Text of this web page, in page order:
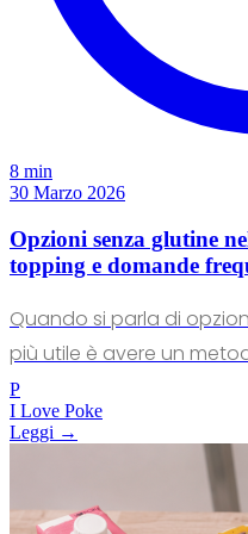
8 min
30 Marzo 2026
Opzioni senza glutine
topping e domande
Quando si parla di
più utile è avere un
P
I Love Poke
Leggi →